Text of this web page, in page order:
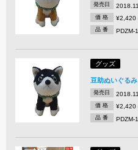
発売日
価 格 ¥2,420
品 番 PDZM-
グッズ
豆助ぬいぐる
発売日
価 格 ¥2,420
品 番 PDZM-